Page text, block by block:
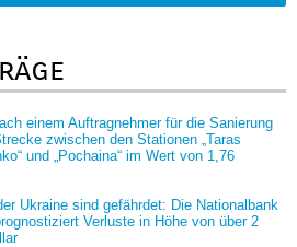
einem Auftragnehmer für die Sanierung
zwischen den Stationen „Taras
und „Pochaina“ im Wert von 1,76
Ukraine sind gefährdet: Die Nationalbank
Verluste in Höhe von über 2